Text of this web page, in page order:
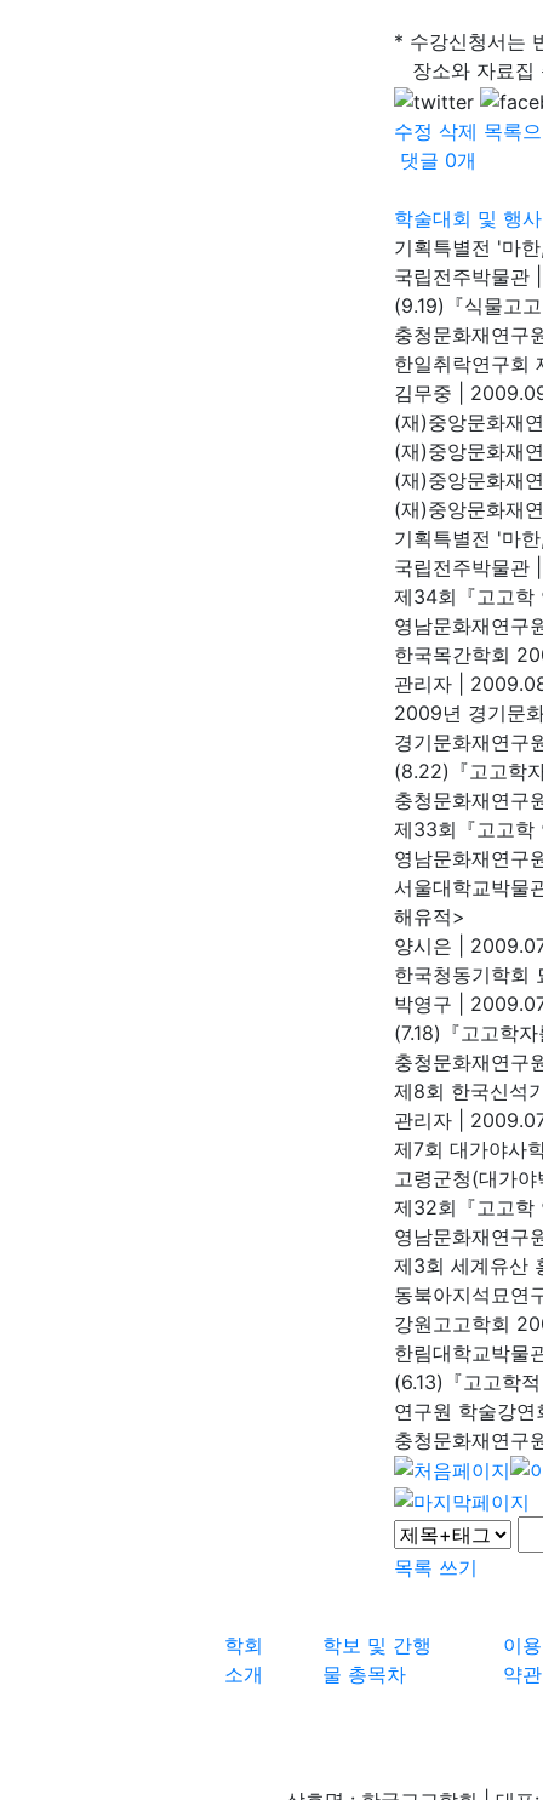
* 수강신청서는
장소와 자료집
수정 삭제 목록
댓글 0개
학술대회 및 행사
기획특별전 '마
국립전주박물관
(9.19)『식물고
충청문화재연구
한일취락연구회
김무중
(재)중앙문화재
(재)중앙문화재
(재)중앙문화재
(재)중앙문화재
기획특별전 '마
국립전주박물관
제34회『고고학
영남문화재연구
한국목간학회
관리자
2009년 경기문
경기문화재연구
(8.22)『고고학
충청문화재연구
제33회『고고학
영남문화재연구
서울대학교박물
해유적>
양시은
한국청동기학회
박영구
(7.18)『고고학
충청문화재연구
제8회 한국신석
관리자
제7회 대가야사
고령군청(대가
제32회『고고학
영남문화재연구
제3회 세계유산
동북아지석묘연
강원고고학회
한림대학교박물
(6.13)『고고학
연구원 학술강연
충청문화재연구
목록 쓰기
학회
소개
학보 및 간행
물 총목차
이용
약관